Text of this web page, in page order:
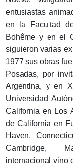
entusiastas
en la Facultad
Bohême y en el
siguieron varias
1977 sus obras
Posadas, por
Argentina, y en
Universidad
California en Los
de California en
Haven,
Cambridge,
internacional vino